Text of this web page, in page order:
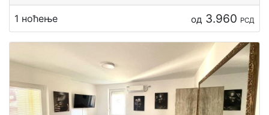
1 ноћење од 3.960 РСД